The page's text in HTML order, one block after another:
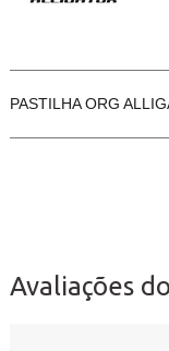
PASTILHA ORG
Avaliações